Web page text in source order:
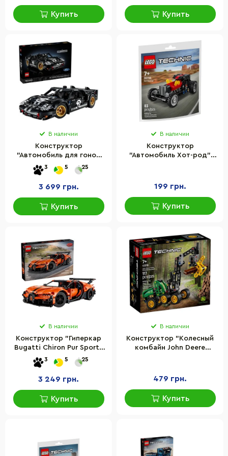
Купить Купить
В наличии
Конструктор
"Автомобиль для гонок
Ford GT40 MKII 1966"
LEGO 42223, 793 детали
3 5 25
3 699 грн.
Купить
В наличии
Конструктор
"Автомобиль Хот-род"
199 грн.
Купить
В наличии
Конструктор "Гиперкар
Bugatti Chiron Pur Sport"
Technic LEGO 42222, 771
деталь
3 5 25
3 249 грн.
Купить
В наличии
Конструктор "Колесный
комбайн John Deere
479 грн.
Купить